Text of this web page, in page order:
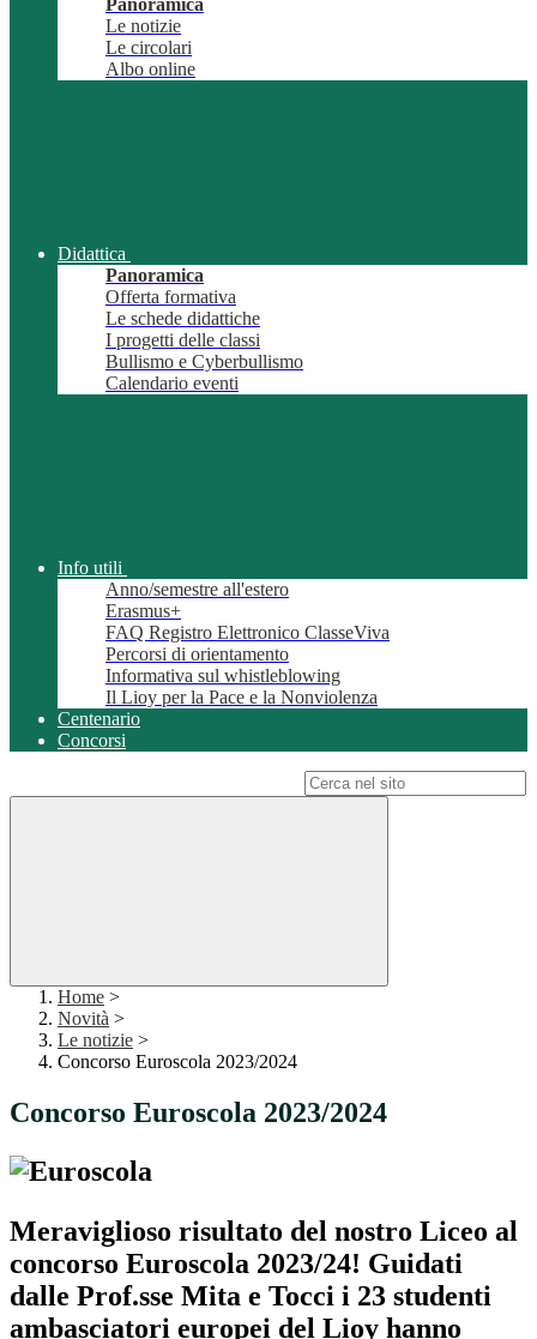
Panoramica
Le notizie
Le circolari
Albo online
Didattica
Panoramica
Offerta formativa
Le schede didattiche
I progetti delle classi
Bullismo e Cyberbullismo
Calendario eventi
Info utili
Anno/semestre all'estero
Erasmus+
FAQ Registro Elettronico ClasseViva
Percorsi di orientamento
Informativa sul whistleblowing
Il Lioy per la Pace e la Nonviolenza
Centenario
Concorsi
Home >
Novità >
Le notizie >
Concorso Euroscola 2023/2024
Concorso Euroscola 2023/2024
Meraviglioso risultato del nostro Liceo al
concorso Euroscola 2023/24! Guidati
dalle Prof.sse Mita e Tocci i 23 studenti
ambasciatori europei del Lioy hanno